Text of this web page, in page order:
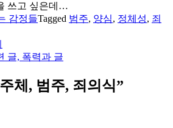
쓰고 싶은데…
감정들Tagged 범주, 양심, 정체성, 죄
글, 폭력과 글
주체, 범주, 죄의식”